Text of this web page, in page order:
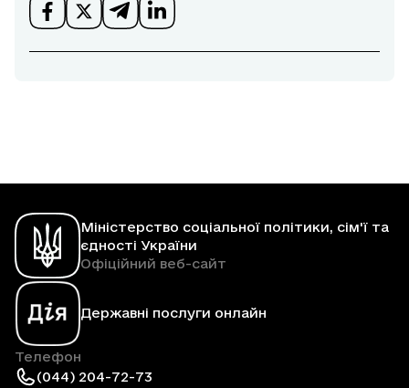
Міністерство соціальної політики, сім'ї та
єдності України
Офіційний веб-сайт
Державні послуги онлайн
Телефон
(044) 204-72-73